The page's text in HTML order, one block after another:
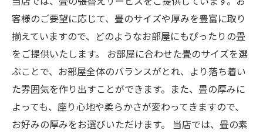
客様のご要望に応じて、畳のサイズや厚みを豊富に取り
揃えていますので、どのようなお部屋にもぴったりの畳
をご提供いたします。 お部屋に合わせた畳のサイズを選
ぶことで、お部屋全体のバランスがとれ、より落ち着い
た雰囲気を作り出すことができます。また、畳の厚みに
よっても、座り心地や柔らかさが変わってきますので、
お好みの厚みをお選びいただけます。 当店では、畳の素